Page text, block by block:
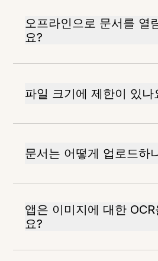
오프라인으로 문서를 열
요?
파일 크기에 제한이 있나
문서는 어떻게 업로드하
앱은 이미지에 대한
요?